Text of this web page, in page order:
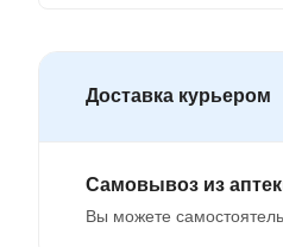
Доставка курьером
Самовывоз из
Вы можете